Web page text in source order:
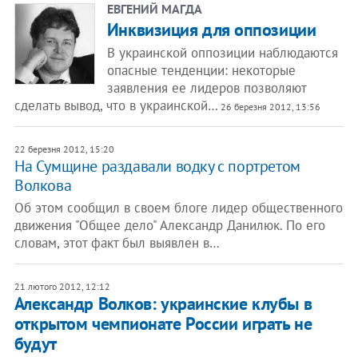
ЕВГЕНИЙ МАГДА
Инквизиция для оппозиции
В украинской оппозиции наблюдаются
опасные тенденции: некоторые
заявления ее лидеров позволяют
сделать вывод, что в украинской… 26 березня 2012, 13:56
22 березня 2012, 15:20
На Сумщине раздавали водку с портретом
Волкова
Об этом сообщил в своем блоге лидер общественного
движения "Общее дело" Александр Данилюк. По его
словам, этот факт был выявлен в…
21 лютого 2012, 12:12
​Александр Волков: украинские клубы в
открытом чемпионате России играть не
будут